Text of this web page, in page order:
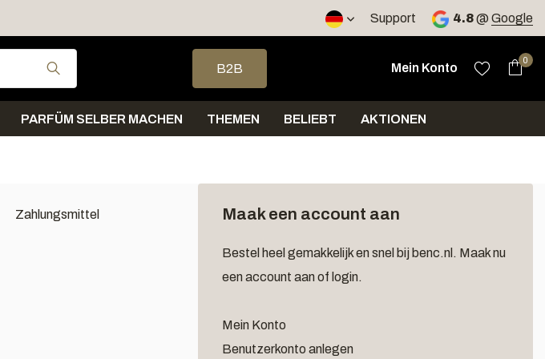
Support 4.8@ Google
Verwende die Pfeile nach oben und unten, um das verfügbare Ergebnis
B2B
Mein Konto
0
PARFÜM SELBER MACHEN THEMEN BELIEBT AKTIONEN
Zahlungsmittel
Maak een account aan
Bestel heel gemakkelijk en snel bij benc.nl. Maak nu
een account aan of login.
Mein Konto
Benutzerkonto anlegen